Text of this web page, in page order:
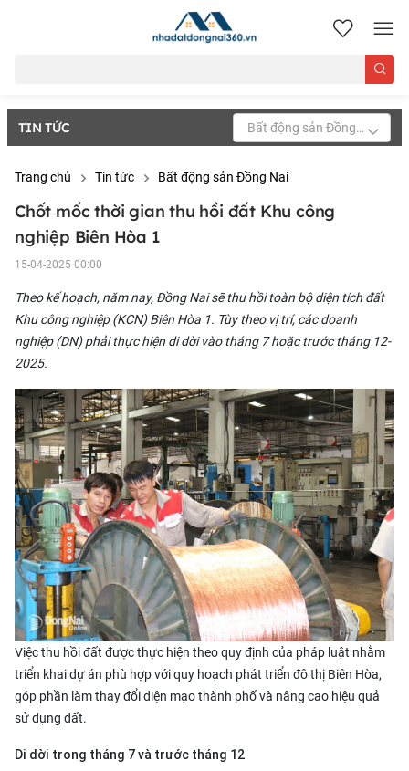
nhadatdongnai360.vn
TIN TỨC Bất động sản Đồng Nai
Trang chủ Tin tức Bất động sản Đồng Nai
Chốt mốc thời gian thu hồi đất Khu công
nghiệp Biên Hòa 1
15-04-2025 00:00
Theo kế hoạch, năm nay, Đồng Nai sẽthu hồi toàn bộ diện tích đất
Khu công nghiệp (KCN) Biên Hòa 1. Tùy theo vị trí, các doanh
nghiệp (DN) phải thực hiện di dời vào tháng 7 hoặc trước tháng 12-
2025.
Việc thu hồi đất được thực hiện theo quy định của pháp luật nhằm
triển khai dự án phù hợp với quy hoạch phát triển đô thị Biên Hòa,
góp phần làm thay đổi diện mạo thành phố và nâng cao hiệu quả
sử dụng đất.
Di dời trong tháng 7 và trước tháng 12